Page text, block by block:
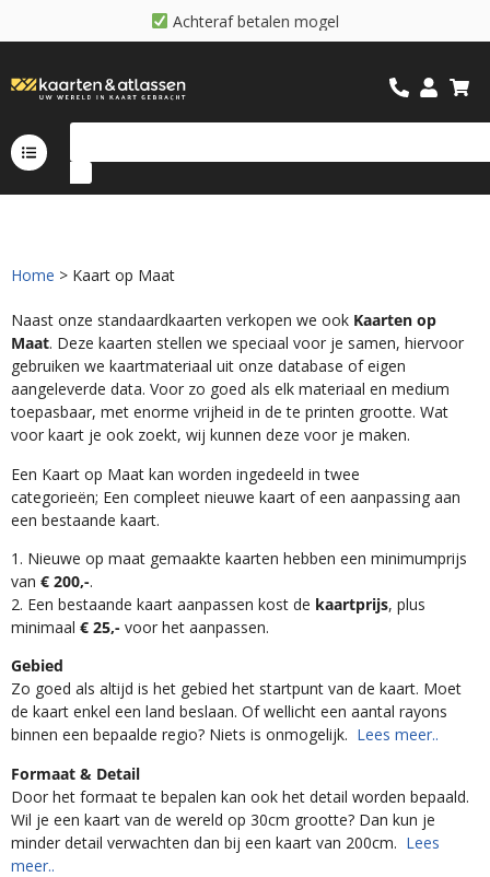
Achteraf betalen mogel
Home > Kaart op Maat
Naast onze standaardkaarten verkopen we ook Kaarten op
Maat. Deze kaarten stellen we speciaal voor je samen, hiervoor
gebruiken we kaartmateriaal uit onze database of eigen
aangeleverde data. Voor zo goed als elk materiaal en medium
toepasbaar, met enorme vrijheid in de te printen grootte. Wat
voor kaart je ook zoekt, wij kunnen deze voor je maken.
Een Kaart op Maat kan worden ingedeeld in twee
categorieën; Een compleet nieuwe kaart of een aanpassing aan
een bestaande kaart.
1. Nieuwe op maat gemaakte kaarten hebben een minimumprijs
van € 200,-.
2. Een bestaande kaart aanpassen kost de kaartprijs, plus
minimaal € 25,- voor het aanpassen.
Gebied
Zo goed als altijd is het gebied het startpunt van de kaart. Moet
de kaart enkel een land beslaan. Of wellicht een aantal rayons
binnen een bepaalde regio? Niets is onmogelijk. Lees meer..
Formaat & Detail
Door het formaat te bepalen kan ook het detail worden bepaald.
Wil je een kaart van de wereld op 30cm grootte? Dan kun je
minder detail verwachten dan bij een kaart van 200cm. Lees
meer..